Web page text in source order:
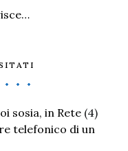
sosia, in Rete (4)
telefonico di un